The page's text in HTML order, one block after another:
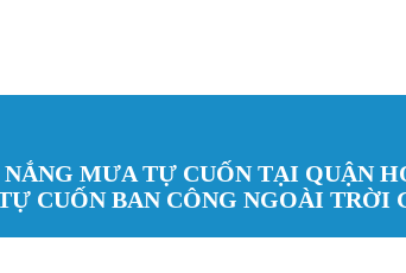
MƯA TỰ CUỐN TẠI QUẬN
CUỐN BAN CÔNG NGOÀI TRỜI